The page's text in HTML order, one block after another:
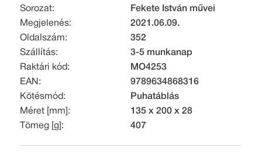
Sorozat:
Fekete István művei
Megjelenés:
2021.06.09.
Oldalszám:
352
Szállítás:
3-5 munkanap
Raktári kód:
MO4253
EAN:
9789634868316
Kötésmód:
Puhatáblás
Méret [mm]:
135 x 200 x 28
Tömeg [g]:
407